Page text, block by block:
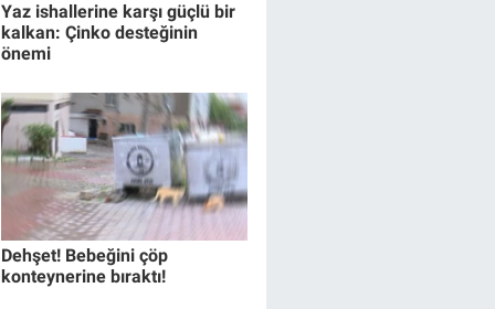
Yaz ishallerine karşı güçlü bir
kalkan: Çinko desteğinin
önemi
Dehşet! Bebeğini çöp
konteynerine bıraktı!